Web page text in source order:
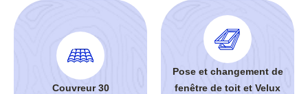
Couvreur 30
Pose et changement de
fenêtre de toit et Velux